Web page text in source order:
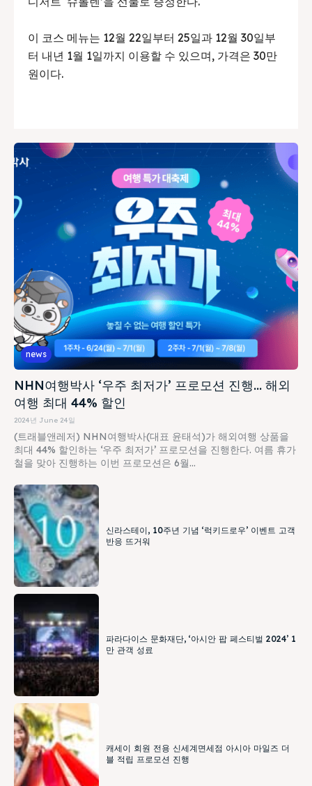
이 코스 메뉴는 12월 22일부터 25일과 12월 30일부
터 내년 1월 1일까지 이용할 수 있으며, 가격은 30만
원이다.
news
NHN여행박사 ‘우주 최저가’ 프로모션 진행… 해외
여행 최대 44% 할인
2024년 June 24일
(트래블앤레저) NHN여행박사(대표 윤태석)가 해외여행 상품을
최대 44% 할인하는 ‘우주 최저가’ 프로모션을 진행한다. 여름 휴가
철을 맞아 진행하는 이번 프로모션은 6월...
신라스테이, 10주년 기념 ‘럭키드로우’ 이벤트 고객
반응 뜨거워
파라다이스 문화재단, ‘아시안 팝 페스티벌 2024’ 1
만 관객 성료
캐세이 회원 전용 신세계면세점 아시아 마일즈 더
블 적립 프로모션 진행